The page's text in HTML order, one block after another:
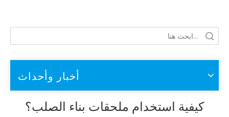
أخبار وأحداث
كيفية استخدام ملحقات بناء الصلب؟